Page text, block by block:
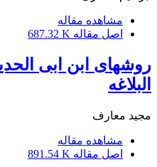
مشاهده مقاله
اصل مقاله 687.32 K
روشهای ابن ابی
البلاغه
مجید معارف
مشاهده مقاله
اصل مقاله 891.54 K